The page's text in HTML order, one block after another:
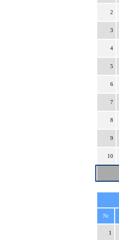
2
3
4
5
6
7
8
9
10
Nr
1